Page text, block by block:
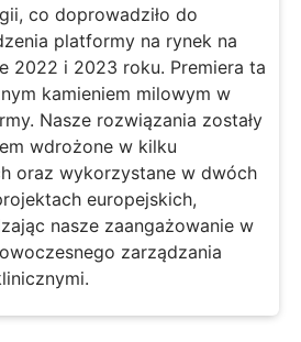
co doprowadziło do
platformy na rynek na
2022 i 2023 roku. Premiera ta
kamieniem milowym w
Nasze rozwiązania zostały
wdrożone w kilku
oraz wykorzystane w dwóch
europejskich,
nasze zaangażowanie w
zarządzania